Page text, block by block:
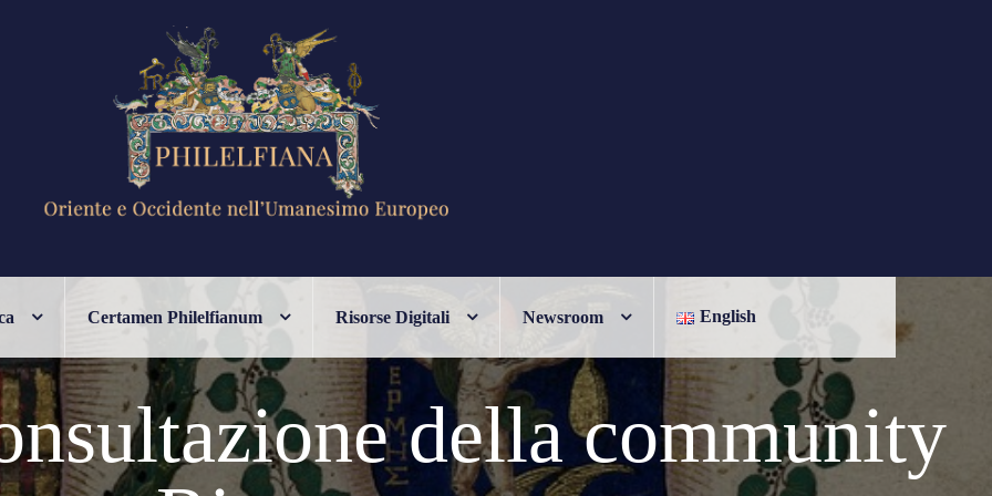
Certamen Philelfianum Risorse Digitali Newsroom English
della community